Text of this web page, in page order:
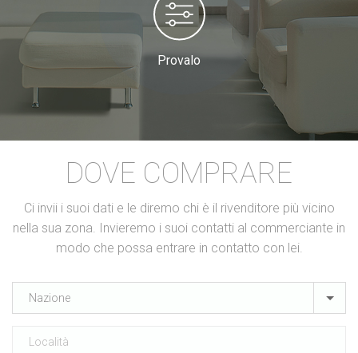
Provalo
DOVE COMPRARE
Ci invii i suoi dati e le diremo chi è il rivenditore più vicino
nella sua zona. Invieremo i suoi contatti al commerciante in
modo che possa entrare in contatto con lei.
Nazione